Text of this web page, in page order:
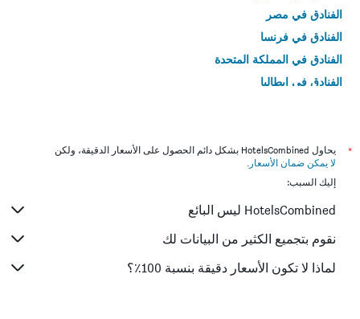
الفنادق في مصر
الفنادق في فرنسا
الفنادق في المملكة المتحدة
الفنادق في إيطاليا
*
يحاول HotelsCombined بشكل دائم الحصول على الأسعار الدقيقة، ولكن
لا يمكن ضمان الأسعار .
إليك السبب:
HotelsCombined ليس البائع
نقوم بتجميع الكثير من البيانات لك
لماذا لا تكون الأسعار دقيقة بنسبة 100٪؟